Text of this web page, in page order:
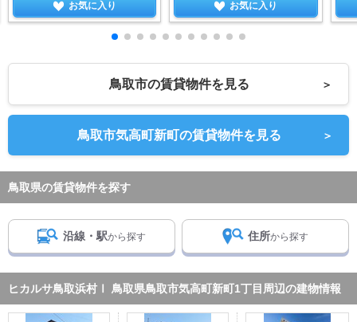
お気に入り お気に入り
鳥取市の賃貸物件を見る ＞
鳥取市気高町新町の賃貸物件を見る ＞
鳥取県の賃貸物件を探す
沿線・駅から探す 住所から探す
ヒカルサ鳥取浜村Ⅰ 鳥取県鳥取市気高町新町1丁目周辺の建物情報